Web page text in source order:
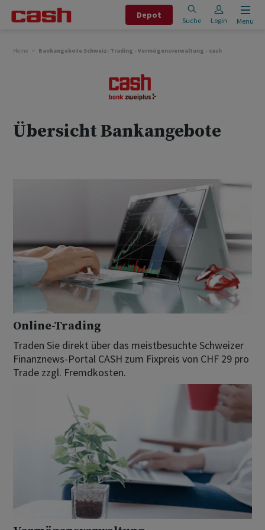
Depot
Suche Login Menu
Home Bankangebote Schweiz: Trading - Vermögensverwaltung - cash
Übersicht Bankangebote
Online-Trading
Traden Sie direkt über das meistbesuchte Schweizer
Finanznews-Portal CASH zum Fixpreis von CHF 29 pro
Trade zzgl. Fremdkosten.